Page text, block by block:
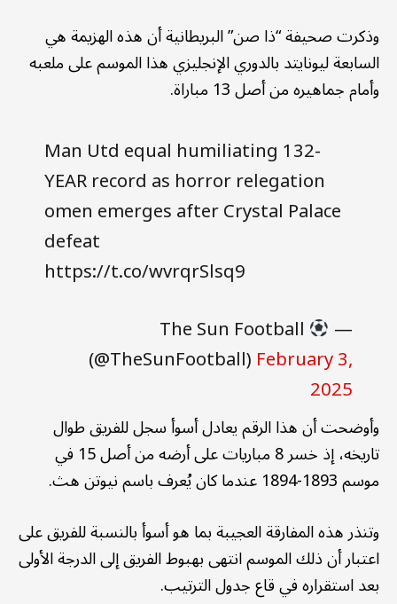
وذكرت صحيفة “ذا صن” البريطانية أن هذه الهزيمة هي
السابعة ليونايتد بالدوري الإنجليزي هذا الموسم على ملعبه
وأمام جماهيره من أصل 13 مباراة.
Man Utd equal humiliating 132-
YEAR record as horror relegation
omen emerges after Crystal Palace
defeat
https://t.co/wvrqrSlsq9
— The Sun Football
(@TheSunFootball)February 3,
2025
وأوضحت أن هذا الرقم يعادل أسوأ سجل للفريق طوال
تاريخه، إذ خسر 8 مباريات على أرضه من أصل 15 في
موسم 1893-1894 عندما كان يُعرف باسم نيوتن هث.
وتنذر هذه المفارقة العجيبة بما هو أسوأ بالنسبة للفريق على
اعتبار أن ذلك الموسم انتهى بهبوط الفريق إلى الدرجة الأولى
بعد استقراره في قاع جدول الترتيب.